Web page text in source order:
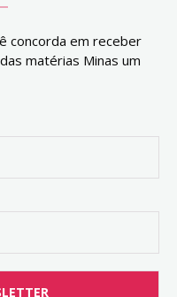
concorda em receber
matérias Minas um